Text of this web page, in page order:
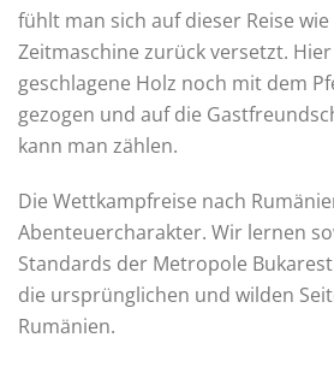
fühlt man sich auf dieser Reise
Zeitmaschine zurück versetzt.
geschlagene Holz noch mit dem
gezogen und auf die
kann man zählen.​
Die Wettkampfreise nach
Abenteuercharakter. Wir lernen
Standards der Metropole
die ursprünglichen und wilden
Rumänien.​